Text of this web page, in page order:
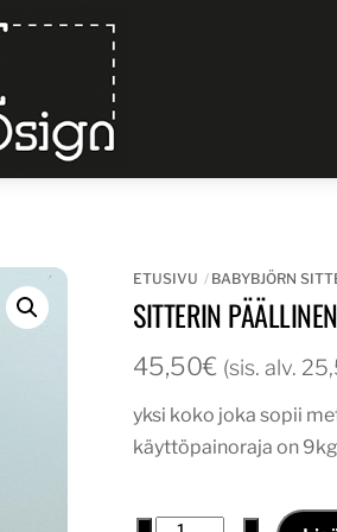
ETUSIVU BABYBJÖRN
SITTERIN
45,50€ (sis. alv.
yksi koko joka sopii
käyttöpainoraja on